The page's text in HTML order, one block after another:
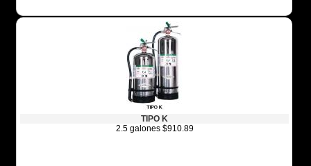
TIPO K
2.5 galones $910.89